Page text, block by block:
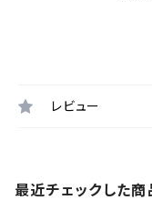
レビュー
最近チェックした商